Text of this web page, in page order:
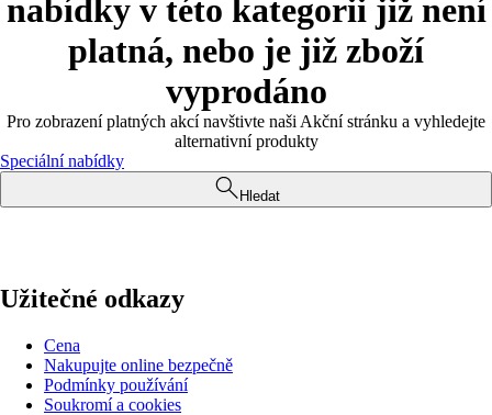
nabídky v této kategorii již není
platná, nebo je již zboží
vyprodáno
Pro zobrazení platných akcí navštivte naši Akční stránku a vyhledejte
alternativní produkty
Speciální nabídky
Hledat
Užitečné odkazy
Cena
Nakupujte online bezpečně
Podmínky používání
Soukromí a cookies